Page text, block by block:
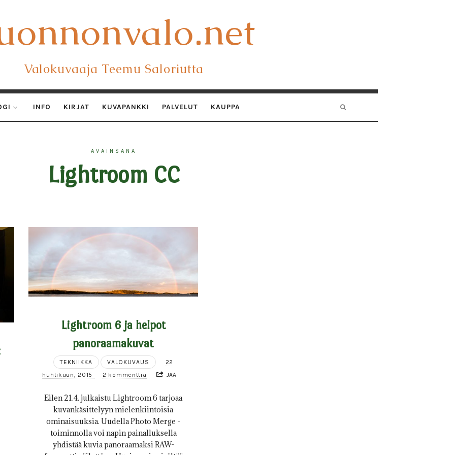
Valokuvaaja Teemu Saloriutta
INFO KIRJAT KUVAPANKKI PALVELUT KAUPPA
AVAINSANA
Lightroom CC
Lightroom 6 ja helpot
panoraamakuvat
TEKNIIKKA VALOKUVAUS
22
huhtikuun, 2015
2 kommenttia JAA
Eilen 21.4. julkaistu Lightroom 6 tarjoaa
kuvankäsittelyyn mielenkiintoisia
ominaisuuksia. Uudella Photo Merge -
toiminnolla voi napin painalluksella
yhdistää kuvia panoraamaksi RAW-